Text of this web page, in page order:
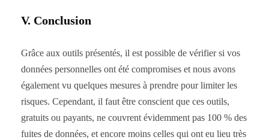
V. Conclusion
Grâce aux outils présentés, il est possible de vérifier si vos
données personnelles ont été compromises et nous avons
également vu quelques mesures à prendre pour limiter les
risques. Cependant, il faut être conscient que ces outils,
gratuits ou payants, ne couvrent évidemment pas 100 % des
fuites de données, et encore moins celles qui ont eu lieu très